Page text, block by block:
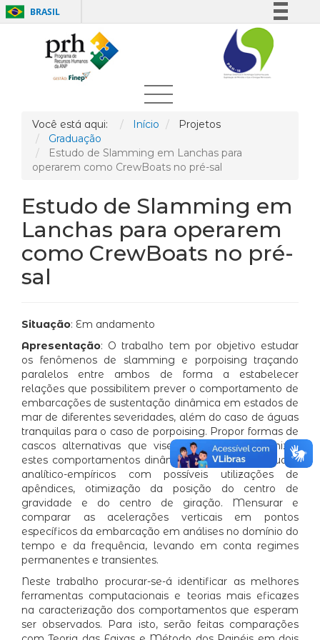
BRASIL
Simplifique!
Comunica BR
Participe
Legislação
Você está aqui: Início
Projetos
Graduação
Estudo de Slamming em Lanchas para
operarem como CrewBoats no pré-sal
Estudo de Slamming em
Lanchas para operarem
como CrewBoats no pré-
sal
Situação: Em andamento
Apresentação: O trabalho tem por objetivo estudar
os fenômenos de slamming e porpoising traçando
paralelos entre ambos de forma a estabelecer
relações que possibilitem prever o comportamento de
embarcações de sustentação dinâmica em estados de
mar de diferentes severidades, além do caso de águas
tranquilas para o caso de porpoising. Propor formas de
cascos alternativas que visem cessar ou minimizar
estes comportamentos dinâmicos através de estudos
analítico-empíricos com possíveis utilizações de
apêndices, otimização da posição do centro de
gravidade e do centro de giração. Mensurar e
comparar as acelerações verticais em pontos
específicos da embarcação em análises no domínio do
tempo e da frequência, levando em conta regimes
permanentes e transientes.
Neste trabalho procurar-se-á identificar as melhores
ferramentas computacionais e teorias mais eficazes
na caracterização dos comportamentos que esperam
ser observados. Para isto, serão feitas comparações